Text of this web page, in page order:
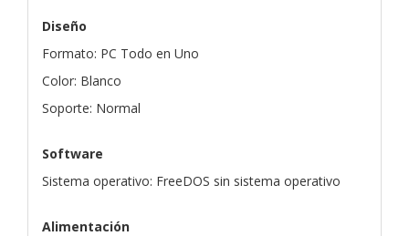
Diseño
Formato: PC Todo en Uno
Color: Blanco
Soporte: Normal
Software
Sistema operativo: FreeDOS sin sistema operativo
Alimentación